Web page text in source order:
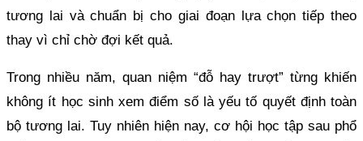
tương lai và chuẩn bị cho giai đoạn lựa chọn tiếp theo
thay vì chỉ chờ đợi kết quả.
Trong nhiều năm, quan niệm “đỗ hay trượt” từng khiến
không ít học sinh xem điểm số là yếu tố quyết định toàn
bộ tương lai. Tuy nhiên hiện nay, cơ hội học tập sau phổ